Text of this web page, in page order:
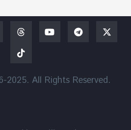
2025. All Rights Reserved.